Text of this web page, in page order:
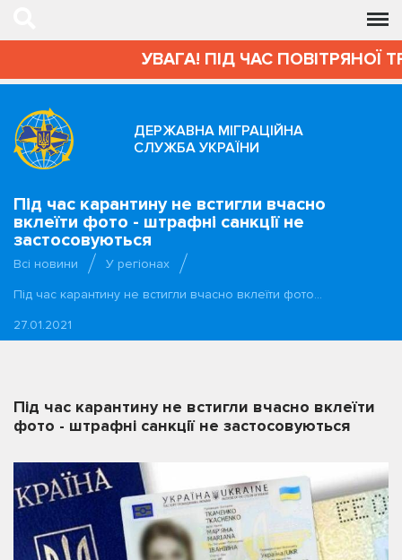
УВАГА! ПІД ЧАС ПОВІТРЯНОЇ
ДЕРЖАВНА МІГРАЦІЙНА
СЛУЖБА УКРАЇНИ
Під час карантину не встигли вчасно
вклеїти фото - штрафні санкції не
застосовуються
Всі новини
У регіонах
Під час карантину не встигли вчасно вклеїти фото…
27.01.2021
Під час карантину не встигли вчасно вклеїти
фото - штрафні санкції не застосовуються